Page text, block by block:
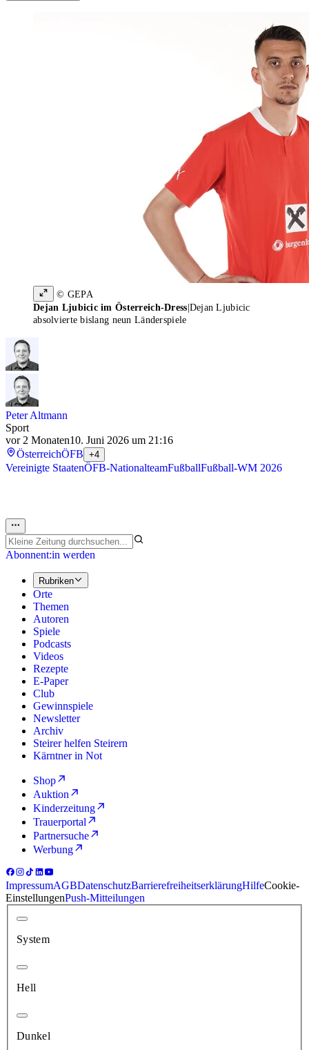
© GEPA
Dejan Ljubicic im Österreich-Dress Dejan Ljubicic
absolvierte bislang neun Länderspiele
Peter Altmann
Sport
vor 2 Monaten10. Juni 2026 um 21:16
ÖsterreichÖFB +4
Vereinigte StaatenÖFB-NationalteamFußballFußball-WM 2026
Abonnent:in werden
Rubriken
Orte
Themen
Autoren
Spiele
Podcasts
Videos
Rezepte
E-Paper
Club
Gewinnspiele
Newsletter
Archiv
Steirer helfen Steirern
Kärntner in Not
Shop
Auktion
Kinderzeitung
Trauerportal
Partnersuche
Werbung
ImpressumAGBDatenschutzBarrierefreiheitserklärungHilfeCookie-
EinstellungenPush-Mitteilungen
System
Hell
Dunkel